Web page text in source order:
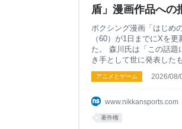
盾」漫画作品への
www.nikkansports.com
ボクシング漫画「はじめ
（60）が1日までにXを
た。 森川氏は「この話題
き手として世に発表した
ます」とコメント。「大
対する論争もあって然る
道具とするのはいかがな
ありません」と指摘。「
こに正義はありません」
アニメとゲーム 2026/08/
著作権